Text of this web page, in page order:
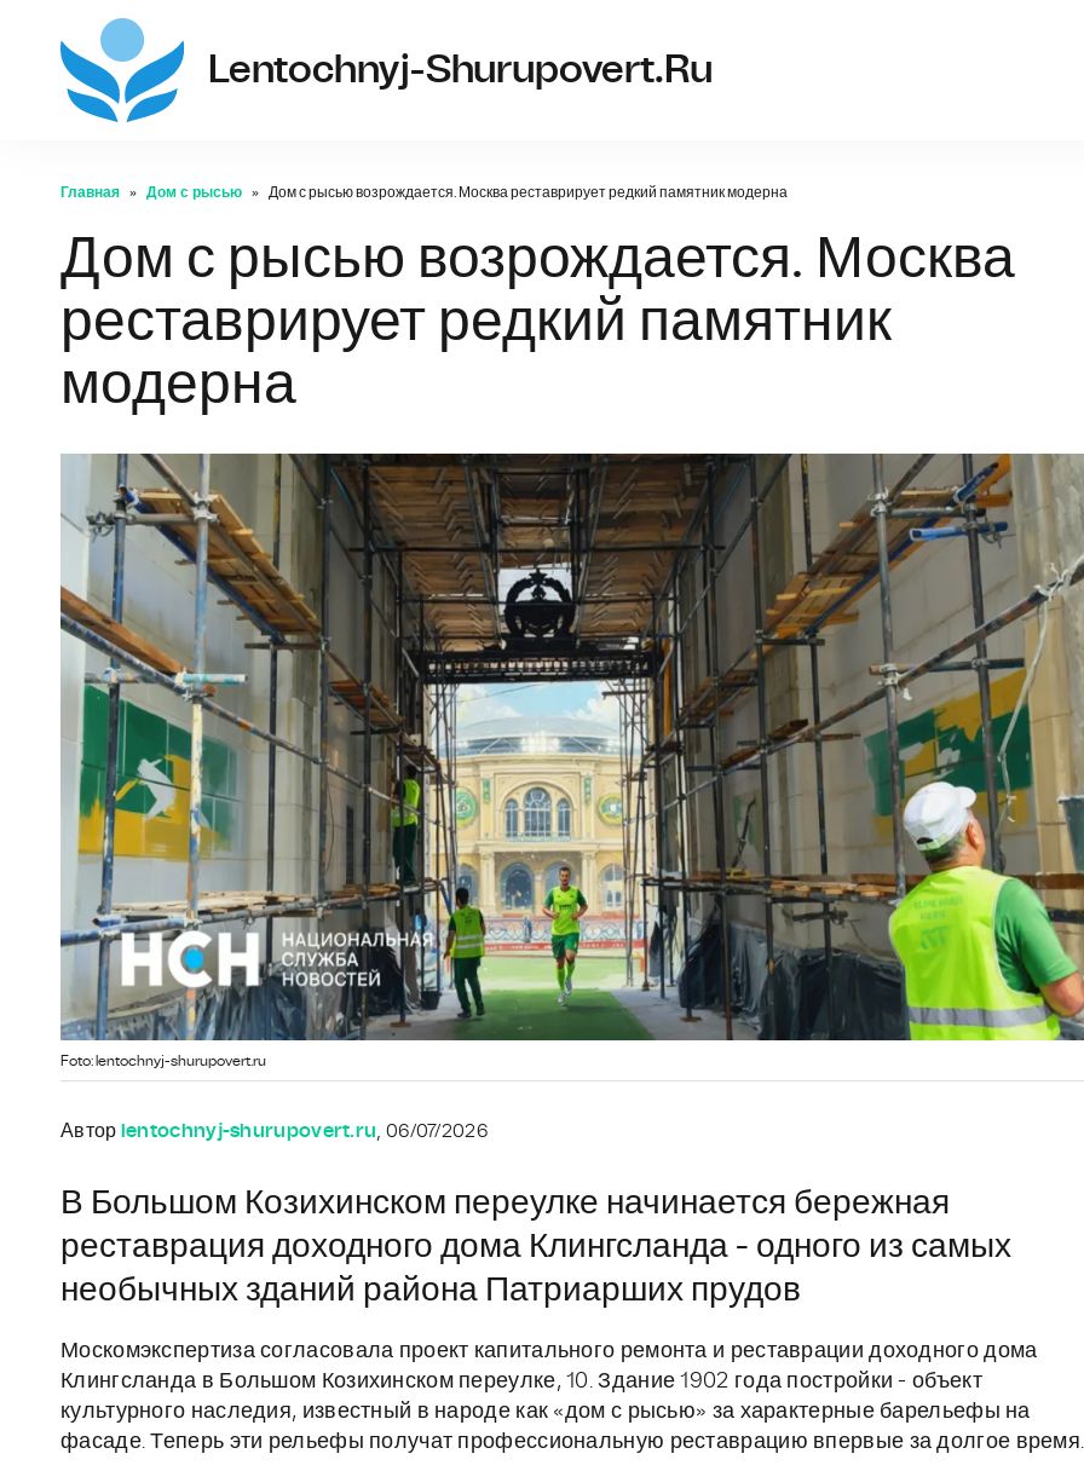
Lentochnyj-Shurupovert.ru
Главная Дом с рысью Дом с рысью возрождается. Москва реставрирует редкий памятник модерна
Дом с рысью возрождается. Москва
реставрирует редкий памятник
модерна
Foto: lentochnyj-shurupovert.ru
Автор lentochnyj-shurupovert.ru, 06/07/2026
В Большом Козихинском переулке начинается бережная
реставрация доходного дома Клингсланда - одного из самых
необычных зданий района Патриарших прудов
Москомэкспертиза согласовала проект капитального ремонта и реставрации доходного дома
Клингсланда в Большом Козихинском переулке, 10. Здание 1902 года постройки - объект
культурного наследия, известный в народе как «дом с рысью» за характерные барельефы на
фасаде. Теперь эти рельефы получат профессиональную реставрацию впервые за долгое время.